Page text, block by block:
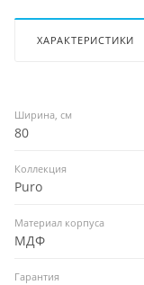
ХАРАКТЕРИСТИКИ
Ширина, см
80
Коллекция
Puro
Материал корпуса
МДФ
Гарантия